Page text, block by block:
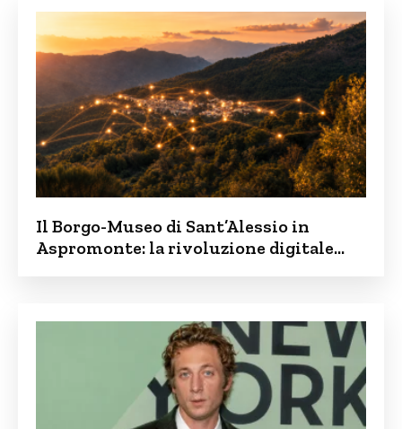
Il Borgo-Museo di Sant’Alessio in
Aspromonte: la rivoluzione digitale